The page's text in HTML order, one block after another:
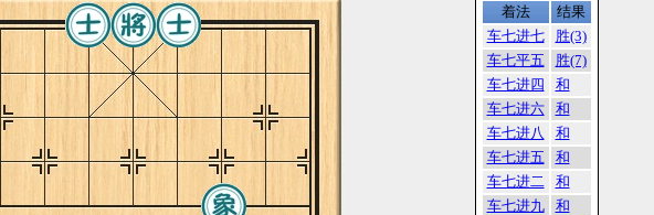
着法
结果
车七进七
胜(3)
车七平五
胜(7)
车七进四
和
车七进六
和
车七进八
和
车七进五
和
车七进二
和
车七进九
和